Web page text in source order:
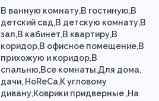
В ванную комнату,В гостиную,В
детский сад,В детскую комнату,В
зал,В кабинет,В квартиру,В
коридор,В офисное помещение,В
прихожую и коридор,В
спальню,Все комнаты,Для дома,
дачи, HoReCa,К угловому
дивану,Коврики придверные ,На